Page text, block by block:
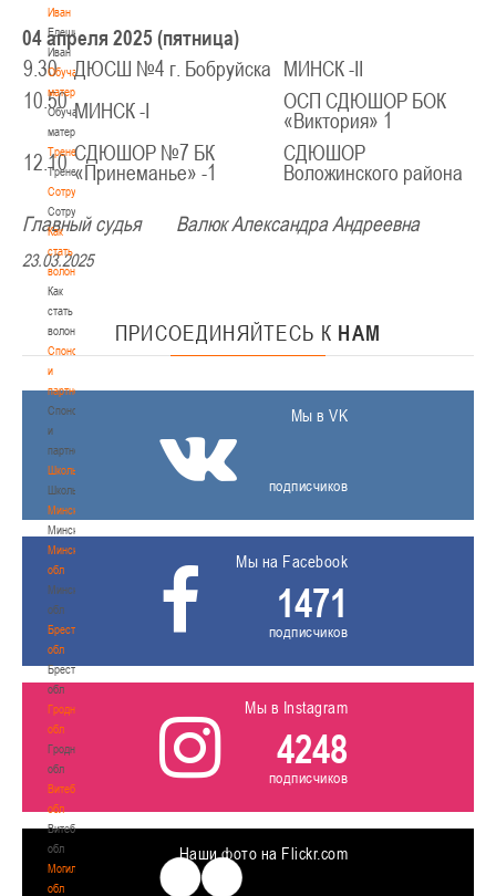
Иван
Едешко
Иван
Обучающие
материалы
Обучающие
материалы
Тренерам
Тренерам
Сотрудничество
Сотрудничество
Как
стать
волонтером
Как
стать
волонтером
Спонсоры
и
партнеры
Спонсоры
и
партнеры
Школы
Школы
Минск
Минск
Минская
обл
Минская
обл
Брестская
обл
Брестская
обл
Гродненская
обл
Гродненская
обл
Витебская
обл
Витебская
обл
Могилевская
обл
04 апреля 2025 (пятница)
9.30
ДЮСШ №4 г. Бобруйска
МИНСК -II
10.50МИНСК -I
ОСП СДЮШОР БОК
«Виктория» 1
12.10 СДЮШОР №7 БК
«Принеманье» -1
СДЮШОР
Воложинского района
Главный судья Валюк Александра Андреевна
23.03.2025
ПРИСОЕДИНЯЙТЕСЬ К НАМ
Мы в VK
подписчиков
Мы на Facebook
1471
подписчиков
Мы в Instagram
4248
подписчиков
Наши фото на Flickr.com